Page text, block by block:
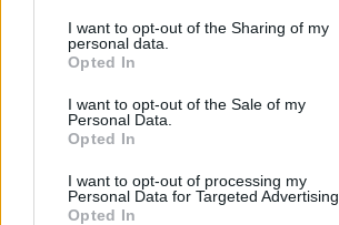
I want to opt-out of the Sharing of my
personal data.
Opted In
I want to opt-out of the Sale of my
Personal Data.
Opted In
I want to opt-out of processing my
Personal Data for Targeted Advertising.
Opted In